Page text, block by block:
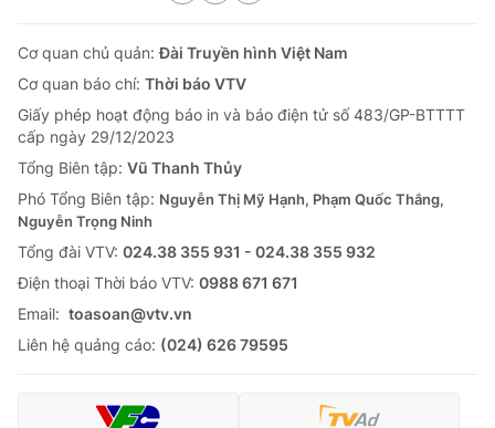
Cơ quan chủ quản:Đài Truyền hình Việt Nam
Cơ quan báo chí: Thời báo VTV
Giấy phép hoạt động báo in và báo điện tử số 483/GP-BTTTT
cấp ngày 29/12/2023
Tổng Biên tập: Vũ Thanh Thủy
Phó Tổng Biên tập: Nguyễn Thị Mỹ Hạnh, Phạm Quốc Thắng,
Nguyễn Trọng Ninh
Tổng đài VTV: 024.38 355 931 - 024.38 355 932
Ðiện thoại Thời báo VTV: 0988 671 671
Email: toasoan@vtv.vn
Liên hệ quảng cáo: (024) 626 79595